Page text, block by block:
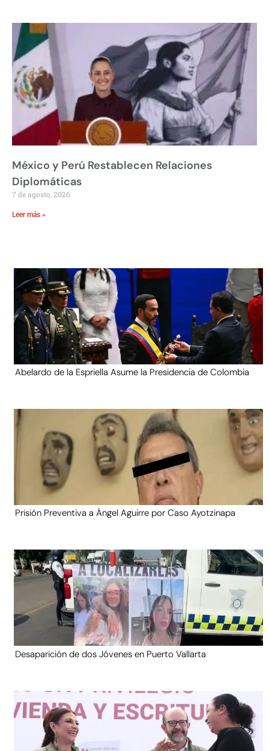
México y Perú Restablecen Relaciones
Diplomáticas
7 de agosto, 2026
Leer más »
Abelardo de la Espriella Asume la Presidencia de Colombia
Prisión Preventiva a Ángel Aguirre por Caso Ayotzinapa
Desaparición de dos Jóvenes en Puerto Vallarta